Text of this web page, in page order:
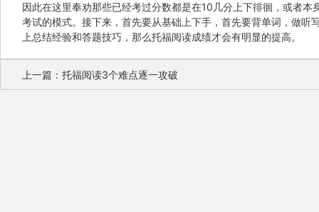
因此在这里奉劝那些已经考过分数都是在10几分上下徘徊，或者
考试的模式。接下来，首先要从基础上下手，首先要背单词，做
上总结经验和答题技巧，那么托福阅读成绩才会有明显的提高。
上一篇：托福阅读3个难点逐一攻破